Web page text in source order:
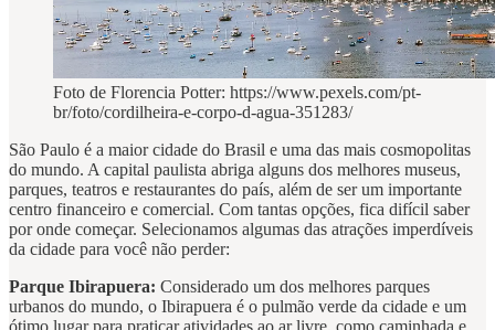
Foto de Florencia Potter: https://www.pexels.com/pt-
br/foto/cordilheira-e-corpo-d-agua-351283/
São Paulo é a maior cidade do Brasil e uma das mais cosmopolitas
do mundo. A capital paulista abriga alguns dos melhores museus,
parques, teatros e restaurantes do país, além de ser um importante
centro financeiro e comercial. Com tantas opções, fica difícil saber
por onde começar. Selecionamos algumas das atrações imperdíveis
da cidade para você não perder:
Parque Ibirapuera: Considerado um dos melhores parques
urbanos do mundo, o Ibirapuera é o pulmão verde da cidade e um
ótimo lugar para praticar atividades ao ar livre, como caminhada e